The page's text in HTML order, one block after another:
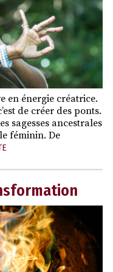
en énergie créatrice.
de créer des ponts.
sagesses ancestrales
féminin. De